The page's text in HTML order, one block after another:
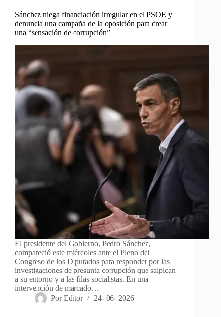
Sánchez niega financiación irregular en el PSOE y
denuncia una campaña de la oposición para crear
una “sensación de corrupción”
El presidente del Gobierno, Pedro Sánchez,
compareció este miércoles ante el Pleno del
Congreso de los Diputados para responder por las
investigaciones de presunta corrupción que salpican
a su entorno y a las filas socialistas. En una
intervención de marcado…
Por Editor 24- 06- 2026